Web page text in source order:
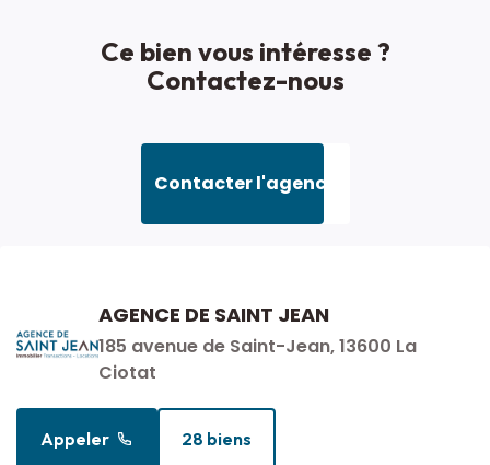
Ce bien vous intéresse ?
Contactez-nous
Contacter l'agence
AGENCE DE SAINT JEAN
185 avenue de Saint-Jean, 13600 La
Ciotat
Appeler 28 biens